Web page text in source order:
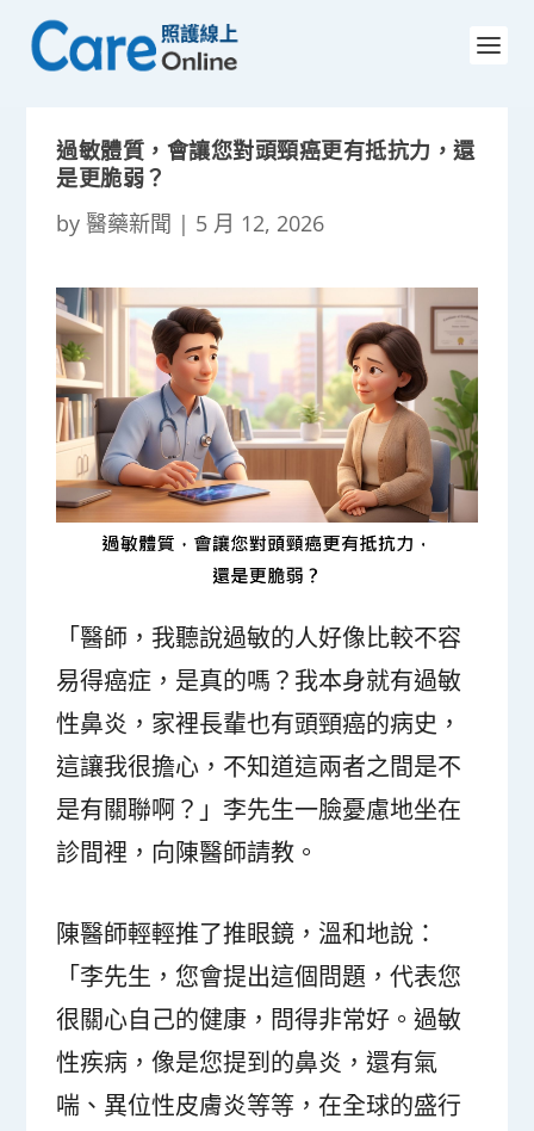
過敏體質，會讓您對頭頸癌更有抵抗力，還
是更脆弱？
by 醫藥新聞 | 5 月 12, 2026
「醫師，我聽說過敏的人好像比較不容
易得癌症，是真的嗎？我本身就有過敏
性鼻炎，家裡長輩也有頭頸癌的病史，
這讓我很擔心，不知道這兩者之間是不
是有關聯啊？」李先生一臉憂慮地坐在
診間裡，向陳醫師請教。
陳醫師輕輕推了推眼鏡，溫和地說：
「李先生，您會提出這個問題，代表您
很關心自己的健康，問得非常好。過敏
性疾病，像是您提到的鼻炎，還有氣
喘、異位性皮膚炎等等，在全球的盛行